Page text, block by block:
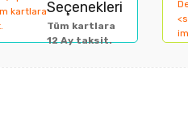
Seçenekleri
Tüm kartlara
12 Ay taksit.